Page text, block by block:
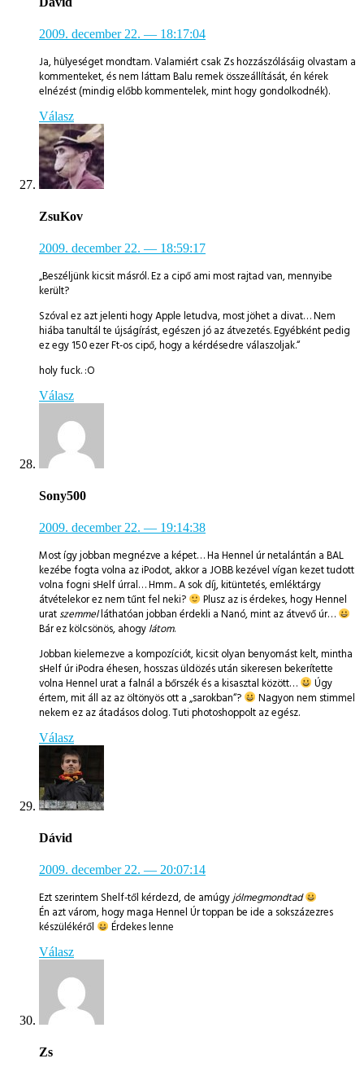
2009. december 22. — 18:17:04
Ja, hülyeséget mondtam. Valamiért csak Zs hozzászólásáig olvastam a
kommenteket, és nem láttam Balu remek összeállítását, én kérek
elnézést (mindig előbb kommentelek, mint hogy gondolkodnék).
Válasz
ZsuKov
2009. december 22. — 18:59:17
„Beszéljünk kicsit másról. Ez a cipő ami most rajtad van, mennyibe
került?
Szóval ez azt jelenti hogy Apple letudva, most jöhet a divat… Nem
hiába tanultál te újságírást, egészen jó az átvezetés. Egyébként pedig
ez egy 150 ezer Ft-os cipő, hogy a kérdésedre válaszoljak.“
holy fuck. :O
Válasz
Sony500
2009. december 22. — 19:14:38
Most így jobban megnézve a képet… Ha Hennel úr netalántán a BAL
kezébe fogta volna az iPodot, akkor a JOBB kezével vígan kezet tudott
volna fogni sHelf úrral… Hmm.. A sok díj, kitüntetés, emléktárgy
átvételekor ez nem tűnt fel neki?
Plusz az is érdekes, hogy Hennel
urat szemmelláthatóan jobban érdekli a Nanó, mint az átvevő úr…
Bár ez kölcsönös, ahogy látom.
Jobban kielemezve a kompozíciót, kicsit olyan benyomást kelt, mintha
sHelf úr iPodra éhesen, hosszas üldözés után sikeresen bekerítette
volna Hennel urat a falnál a bőrszék és a kisasztal között…
Úgy
értem, mit áll az az öltönyös ott a „sarokban“?
Nagyon nem stimmel
nekem ez az átadásos dolog. Tuti photoshoppolt az egész.
Válasz
Dávid
2009. december 22. — 20:07:14
Ezt szerintem Shelf-től kérdezd, de amúgyjólmegmondtad
Én azt várom, hogy maga Hennel Úr toppan be ide a sokszázezres
készülékéről
Érdekes lenne
Válasz
Zs